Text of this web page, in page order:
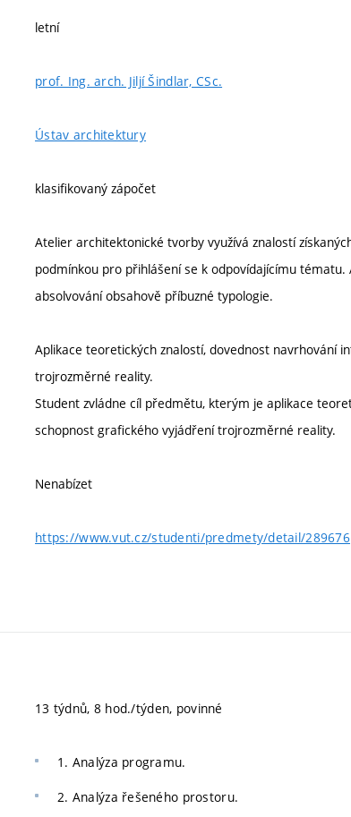
letní
prof. Ing. arch. Jiljí Šindlar, CSc.
Ústav architektury
klasifikovaný zápočet
Atelier architektonické tvorby využívá znalostí
podmínkou pro přihlášení se k odpovídajícímu
absolvování obsahově příbuzné typologie.
Aplikace teoretických znalostí, dovednost navrhování
trojrozměrné reality.
Student zvládne cíl předmětu, kterým je aplikace
schopnost grafického vyjádření trojrozměrné reality.
Nenabízet
https://www.vut.cz/studenti/predmety/detail/289676
13 týdnů, 8 hod./týden, povinné
1. Analýza programu.
2. Analýza řešeného prostoru.